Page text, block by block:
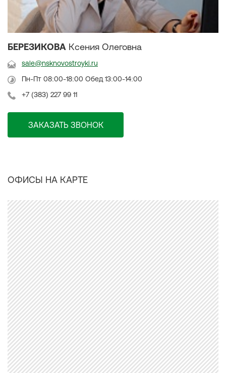
БЕРЕЗИКОВА Ксения Олеговна
sale@nsknovostroyki.ru
Пн-Пт 08:00-18:00 Обед 13:00-14:00
+7 (383) 227 99 11
ЗАКАЗАТЬ ЗВОНОК
ОФИСЫ НА КАРТЕ